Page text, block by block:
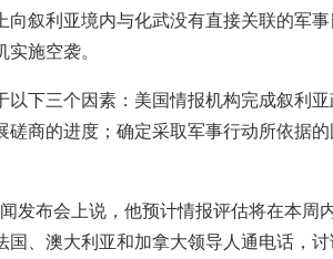
向叙利亚境内与化武没有直接关联的军
施空袭。
以下三个因素：美国情报机构完成叙利
商的进度；确定采取军事行动所依据
发布会上说，他预计情报评估将在本周
国、澳大利亚和加拿大领导人通电话，